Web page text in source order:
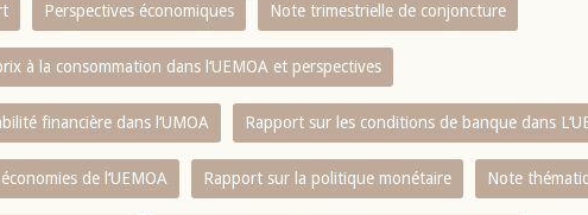
Perspectives économiques Note trimestrielle de conjoncture
à la consommation dans l‘UEMOA et perspectives
financière dans l‘UMOA Rapport sur les conditions de banque dans
de l‘UEMOA Rapport sur la politique monétaire Note